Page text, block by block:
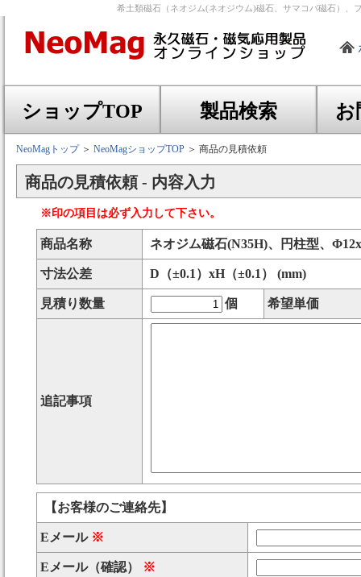
希土類磁石（ネオジム(ネオジウム)磁石、サマコバ磁石）、
ショップTOP 製品検索 お
NeoMagトップ＞ NeoMagショップTOP ＞ 商品の見積依頼
商品の見積依頼 - 内容入力
※印の項目は必ず入力して下さい。
商品名称 ネオジム磁石(N35H)、円柱型、
寸法公差 D（±0.1）xH（±0.1） (mm)
見積り数量 個 希望単価
追記事項
【お客様のご連絡先】
Eメール ※
Eメール（確認） ※